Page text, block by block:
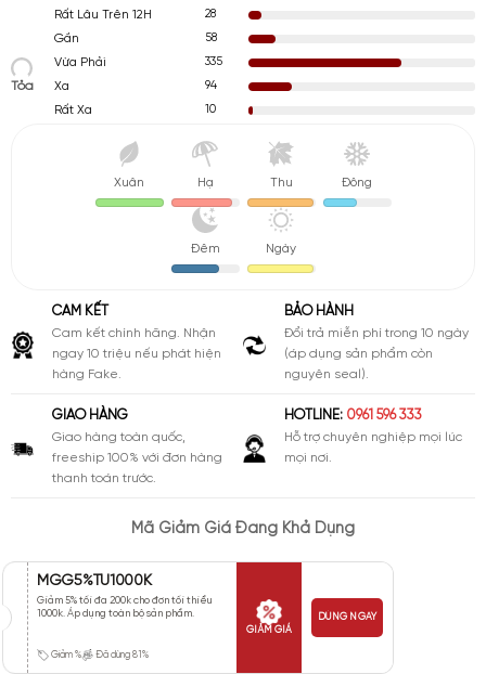
Rất Lâu Trên 12H
28
Tỏa
Gần
58
Vừa Phải
335
Xa
94
Rất Xa
10
Xuân Hạ Thu Đông
Đêm Ngày
CAM KẾT
Cam kết chính hãng. Nhận
ngay 10 triệu nếu phát hiện
hàng Fake.
BẢO HÀNH
Đổi trả miễn phí trong 10 ngày
(áp dụng sản phẩm còn
nguyên seal).
GIAO HÀNG
Giao hàng toàn quốc,
freeship 100% với đơn hàng
thanh toán trước.
HOTLINE: 0961 596 333
Hỗ trợ chuyên nghiệp mọi lúc
mọi nơi.
Mã Giảm Giá Đang Khả Dụng
MGG5%TU1000K
Giảm 5% tối đa 200k cho đơn tối thiểu
1000k. Áp dụng toàn bộ sản phẩm.
Giảm % Đã dùng 81%
GIẢM GIÁ
DÙNG NGAY